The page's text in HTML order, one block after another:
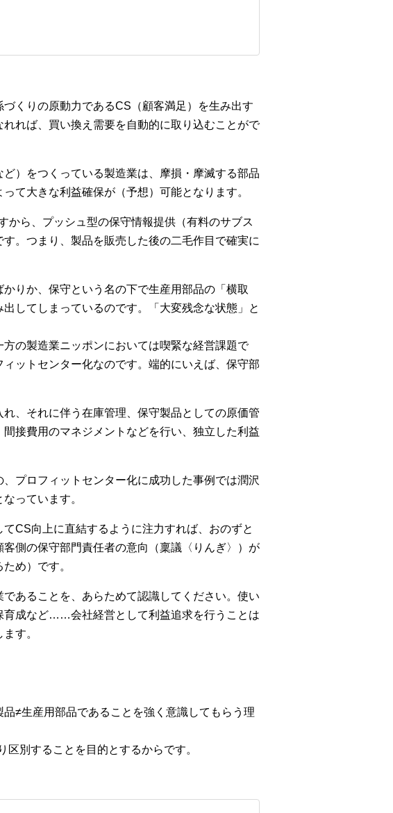
くりの原動力であるCS（顧客満足）を生み出す
れば、買い換え需要を自動的に取り込むことがで
）をつくっている製造業は、摩損・摩滅する部品
て大きな利益確保が（予想）可能となります。
から、プッシュ型の保守情報提供（有料のサブス
。つまり、製品を販売した後の二毛作目で確実に
りか、保守という名の下で生産用部品の「横取
してしまっているのです。「大変残念な状態」と
の製造業ニッポンにおいては喫緊な経営課題で
ットセンター化なのです。端的にいえば、保守部
、それに伴う在庫管理、保守製品としての原価管
接費用のマネジメントなどを行い、独立した利益
プロフィットセンター化に成功した事例では潤沢
っています。
CS向上に直結するように注力すれば、おのずと
側の保守部門責任者の意向（稟議〈りんぎ〉）が
め）です。
あることを、あらためて認識してください。使い
育成など……会社経営として利益追求を行うことは
す。
≠生産用部品であることを強く意識してもらう理
別することを目的とするからです。